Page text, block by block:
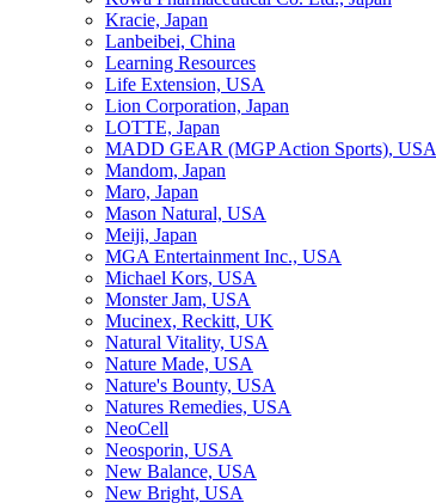
Kracie, Japan
Lanbeibei, China
Learning Resources
Life Extension, USA
Lion Corporation, Japan
LOTTE, Japan
MADD GEAR (MGP Action Sports), USA
Mandom, Japan
Maro, Japan
Mason Natural, USA
Meiji, Japan
MGA Entertainment Inc., USA
Michael Kors, USA
Monster Jam, USA
Mucinex, Reckitt, UK
Natural Vitality, USA
Nature Made, USA
Nature's Bounty, USA
Natures Remedies, USA
NeoCell
Neosporin, USA
New Balance, USA
New Bright, USA